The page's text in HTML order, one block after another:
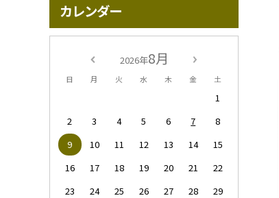
カレンダー
2026年8月
日 月 火 水 木 金 土
1
2
3 4 5 6 7
8
9
10 11 12 13 14
15
16
17 18 19 20 21
22
23
24 25 26 27 28
29